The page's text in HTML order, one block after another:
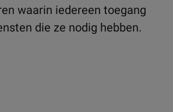
waarin iedereen toegang
die ze nodig hebben.